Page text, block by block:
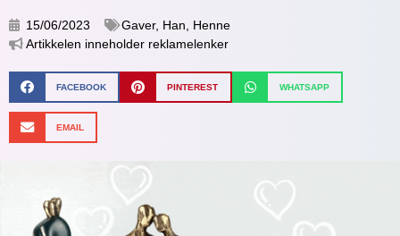
15/06/2023 Gaver, Han
Henne
Artikkelen inneholder reklamelenker
FACEBOOK PINTEREST WHATSAPP
EMAIL